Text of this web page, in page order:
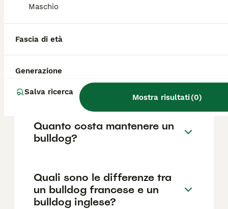
Maschio
Fascia di età
Generazione
Salva ricerca
Mostra risultati(0)
Qual è il Bulldog più bello?
Quali sono i difetti del
bulldog francese?
Quanto costa mantenere un
bulldog?
Quali sono le differenze tra
un bulldog francese e un
bulldog inglese?